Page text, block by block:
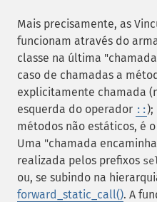
Mais precisamente, as
funcionam através do
classe na última
caso de chamadas a
explicitamente chamada
esquerda do operador ::);
métodos não estáticos, é
Uma "chamada
realizada pelos prefixos
ou, se subindo na
forward_static_call(). A